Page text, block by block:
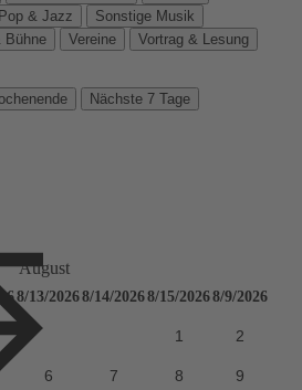
& Jazz
Sonstige Musik
Bühne Vereine
Vortrag & Lesung
Nächste 7 Tage